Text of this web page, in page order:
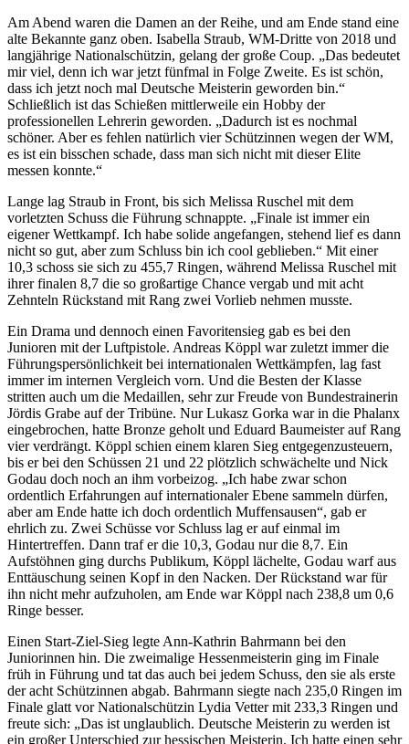
Am Abend waren die Damen an der Reihe, und am Ende stand eine
alte Bekannte ganz oben. Isabella Straub, WM-Dritte von 2018 und
langjährige Nationalschützin, gelang der große Coup. „Das bedeutet
mir viel, denn ich war jetzt fünfmal in Folge Zweite. Es ist schön,
dass ich jetzt noch mal Deutsche Meisterin geworden bin.“
Schließlich ist das Schießen mittlerweile ein Hobby der
professionellen Lehrerin geworden. „Dadurch ist es nochmal
schöner. Aber es fehlen natürlich vier Schützinnen wegen der WM,
es ist ein bisschen schade, dass man sich nicht mit dieser Elite
messen konnte.“
Lange lag Straub in Front, bis sich Melissa Ruschel mit dem
vorletzten Schuss die Führung schnappte. „Finale ist immer ein
eigener Wettkampf. Ich habe solide angefangen, stehend lief es dann
nicht so gut, aber zum Schluss bin ich cool geblieben.“ Mit einer
10,3 schoss sie sich zu 455,7 Ringen, während Melissa Ruschel mit
ihrer finalen 8,7 die so großartige Chance vergab und mit acht
Zehnteln Rückstand mit Rang zwei Vorlieb nehmen musste.
Ein Drama und dennoch einen Favoritensieg gab es bei den
Junioren mit der Luftpistole. Andreas Köppl war zuletzt immer die
Führungspersönlichkeit bei internationalen Wettkämpfen, lag fast
immer im internen Vergleich vorn. Und die Besten der Klasse
stritten auch um die Medaillen, sehr zur Freude von Bundestrainerin
Jördis Grabe auf der Tribüne. Nur Lukasz Gorka war in die Phalanx
eingebrochen, hatte Bronze geholt und Eduard Baumeister auf Rang
vier verdrängt. Köppl schien einem klaren Sieg entgegenzusteuern,
bis er bei den Schüssen 21 und 22 plötzlich schwächelte und Nick
Godau doch noch an ihm vorbeizog. „Ich habe zwar schon
ordentlich Erfahrungen auf internationaler Ebene sammeln dürfen,
aber am Ende hatte ich doch ordentlich Muffensausen“, gab er
ehrlich zu. Zwei Schüsse vor Schluss lag er auf einmal im
Hintertreffen. Dann traf er die 10,3, Godau nur die 8,7. Ein
Aufstöhnen ging durchs Publikum, Köppl lächelte, Godau warf aus
Enttäuschung seinen Kopf in den Nacken. Der Rückstand war für
ihn nicht mehr aufzuholen, am Ende war Köppl nach 238,8 um 0,6
Ringe besser.
Einen Start-Ziel-Sieg legte Ann-Kathrin Bahrmann bei den
Juniorinnen hin. Die zweimalige Hessenmeisterin ging im Finale
früh in Führung und tat das auch bei jedem Schuss, den sie als erste
der acht Schützinnen abgab. Bahrmann siegte nach 235,0 Ringen im
Finale glatt vor Nationalschützin Lydia Vetter mit 233,3 Ringen und
freute sich: „Das ist unglaublich. Deutsche Meisterin zu werden ist
ein großer Unterschied zur hessischen Meisterin. Ich hatte einen sehr